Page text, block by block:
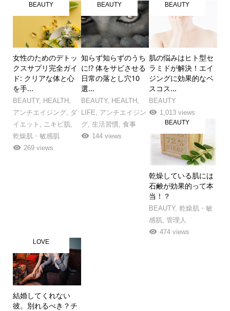
女性のためのデトッ
クスサプリ完全ガイ
ド: クリアな体と心
を手...
BEAUTY, HEALTH ,
アンチエイジング, ダ
イエット , ニキビ肌,
乾燥肌・敏感肌
269 views
BEAUTY
知らず知らずのうち
に!? 体をサビさせる
日常の落とし穴10
選...
BEAUTY, HEALTH ,
LIFE, アンチエイジン
グ, 生活習慣, 食事
144 views
BEAUTY
肌の悩みはヒト型セ
ラミドが解決！エイ
ジングに効果的なベ
スコス...
BEAUTY
1,013 views
BEAUTY
乾燥している肌には
石鹸が効果的って本
当！？
BEAUTY,乾燥肌・敏
感肌,管理人
474 views
BEAUTY
結婚してくれない
彼。別れるべき？チ
LOVE